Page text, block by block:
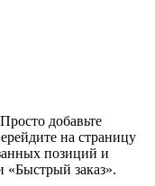
добавьте
на страницу
позиций и
«Быстрый заказ».